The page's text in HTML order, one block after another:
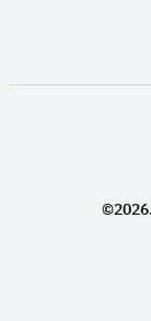
.
2026©